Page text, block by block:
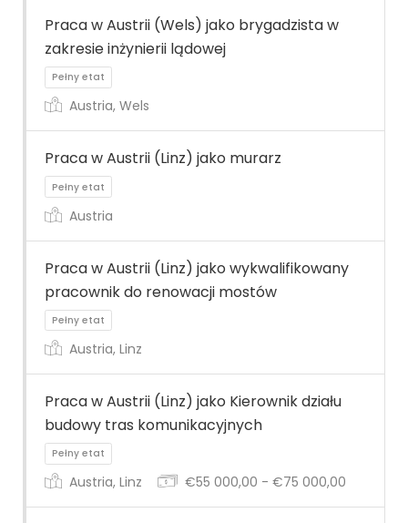
Pełny etat
Praca w Austrii (Wels) jako brygadzista w
zakresie inżynierii lądowej
Austria, Wels
Praca w Austrii (Linz) jako murarz
Austria
Praca w Austrii (Linz) jako wykwalifikowany
pracownik do renowacji mostów
Austria, Linz
Praca w Austrii (Linz) jako Kierownik działu
budowy tras komunikacyjnych
Austria, Linz €55 000,00 - €75 000,00